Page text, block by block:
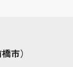
市）